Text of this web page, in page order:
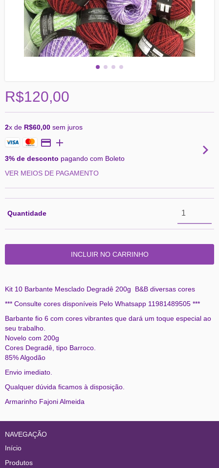
R$120,00
2x de R$60,00 sem juros
3% de desconto pagando com Boleto
VER MEIOS DE PAGAMENTO
Quantidade
Kit 10 Barbante Mesclado Degradê 200g B&B diversas cores
*** Consulte cores disponíveis Pelo Whatsapp 11981489505 ***
Barbante fio 6 com cores vibrantes que dará um toque especial ao
seu trabalho.
Novelo com 200g
Cores Degradê, tipo Barroco.
85% Algodão
Envio imediato.
Qualquer dúvida ficamos à disposição.
Armarinho Fajoni Almeida
NAVEGAÇÃO
Início
Produtos